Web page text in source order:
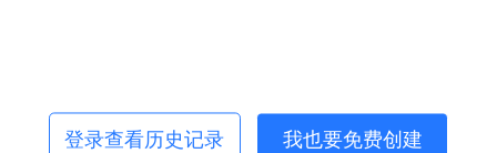
登录查看历史记录 我也要免费创建